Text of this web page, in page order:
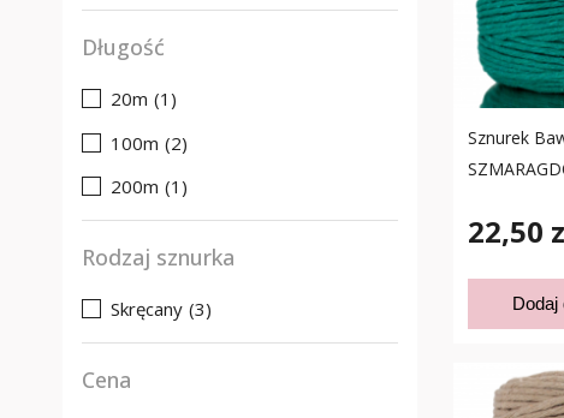
Długość
20m (1)
100m (2)
200m (1)
Rodzaj sznurka
Skręcany (3)
Cena
Sznurek
22,50